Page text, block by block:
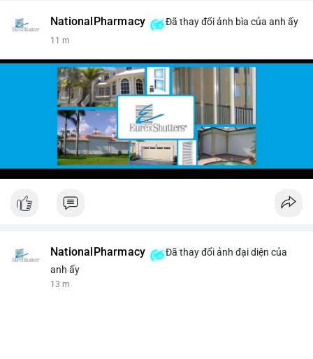
NationalPharmacy Đã thay đổi ảnh bìa của anh ấy
11 m
NationalPharmacy
Đã thay đổi ảnh đại diện của
anh ấy
13 m